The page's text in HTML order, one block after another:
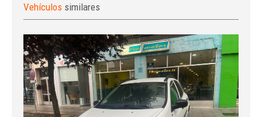
Vehículos similares